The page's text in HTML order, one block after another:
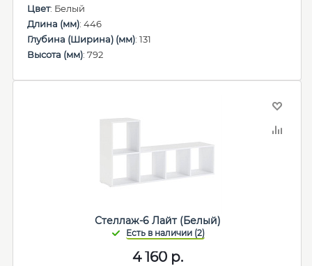
Цвет: Белый
Длина (мм): 446
Глубина (Ширина) (мм): 131
Высота (мм): 792
Стеллаж-6 Лайт (Белый)
4 160р.